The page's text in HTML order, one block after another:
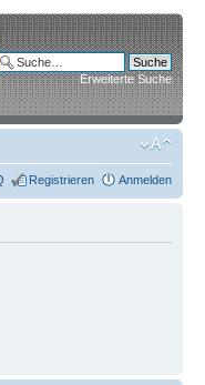
Erweiterte Suche
Registrieren Anmelden